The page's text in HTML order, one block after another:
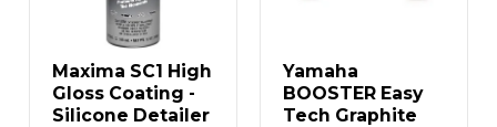
Maxima SC1 High
Gloss Coating -
Silicone Detailer
Yamaha
BOOSTER Easy
Tech Graphite